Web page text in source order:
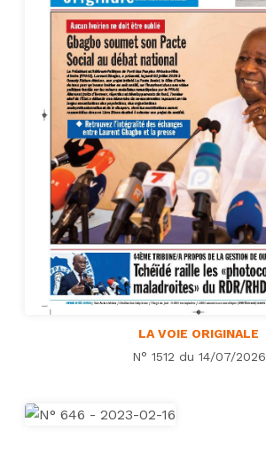
LA VOIE ORIGINALE
N° 1512 du 14/07/2026